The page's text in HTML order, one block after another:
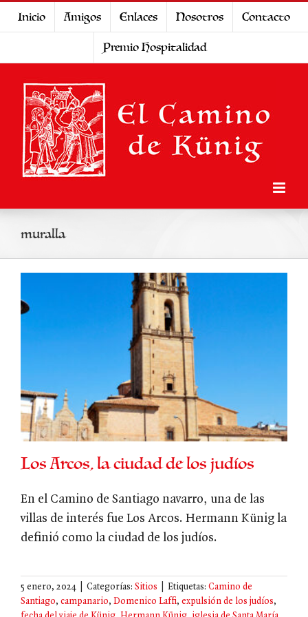
Inicio Amigos Enlaces Nosotros
Contacto
Premio Hospitalidad
muralla
Los Arcos, la ciudad de los judíos
En el Camino de Santiago navarro, una de las
villas de interés fue Los Arcos. Hermann Künig la
definió como la ciudad de los judíos.
5 enero, 2024 Categorías: Sitios Etiquetas: Camino de
Santiago, campanario, Domenico Laffi, expulsión de los judíos,